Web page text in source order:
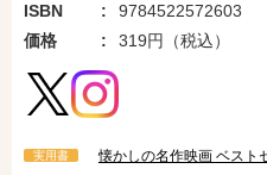
ISBN
9784522572603
価格
319円（税込）
実用書 懐かしの名作映画 ベスト